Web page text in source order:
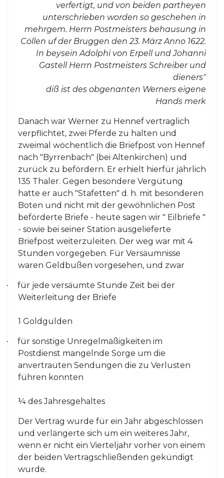
verfertigt, und von beiden partheyen
unterschrieben worden so geschehen in
mehrgem. Herrn Postmeisters behausung in
Cöllen uf der Bruggen den 23. März Anno 1622.
In beysein Adolphi von Erpell und Johanni
Gastell Herrn Postmeisters Schreiber und
dieners"
diß ist des obgenanten Werners eigene
Hands merk
Danach war Werner zu Hennef vertraglich
verpflichtet, zwei Pferde zu halten und
zweimal wöchentlich die Briefpost von Hennef
nach "Byrrenbach" (bei Altenkirchen) und
zurück zu befördern. Er erhielt hierfür jährlich
135 Thaler. Gegen besondere Vergütung
hatte er auch "Stafetten" d. h. mit besonderen
Boten und nicht mit der gewöhnlichen Post
beförderte Briefe - heute sagen wir " Eilbriefe "
- sowie bei seiner Station ausgelieferte
Briefpost weiterzuleiten. Der weg war mit 4
Stunden vorgegeben. Für Versäumnisse
waren Geldbußen vorgesehen, und zwar
·
für jede versäumte Stunde Zeit bei der
Weiterleitung der Briefe
1 Goldgulden
·
für sonstige Unregelmäßigkeiten im
Postdienst mangelnde Sorge um die
anvertrauten Sendungen die zu Verlusten
führen konnten
¼ des Jahresgehaltes
Der Vertrag wurde für ein Jahr abgeschlossen
und verlängerte sich um ein weiteres Jahr,
wenn er nicht ein Vierteljahr vorher von einem
der beiden Vertragschließenden gekündigt
wurde.